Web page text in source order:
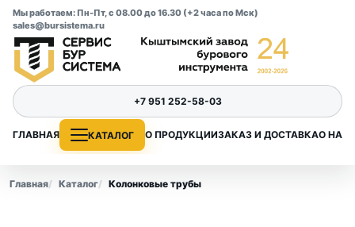
Мы работаем: Пн-Пт, с 08.00 до 16.30 (+2 часа по Мск)
sales@bursistema.ru
ГЛАВНАЯ КАТАЛОГ О ПРОДУКЦИИЗАКАЗ И ДОСТАВКАО НАС
+7 951 252-58-03
Главная Каталог Колонковые трубы